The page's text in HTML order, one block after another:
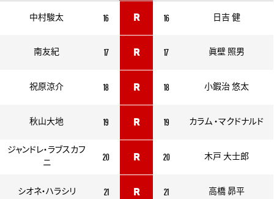
中村駿太 16 R 16 日吉 健
南友紀 17 R 17 眞壁 照男
祝原涼介 18 R 18 小鍜治 悠太
秋山大地 19 R 19 カラム ・マクドナルド
ジャンドレ・ラブスカフ
ニ
20 R 20 木戸 大士郎
シオネ・ハラシリ 21 R 21 高橋 昴平